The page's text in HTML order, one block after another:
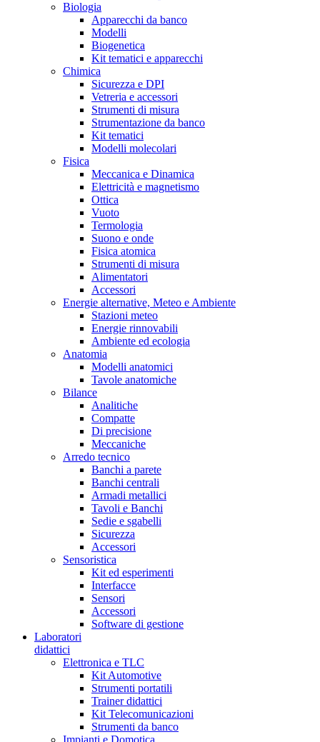
Biologia
Apparecchi da banco
Modelli
Biogenetica
Kit tematici e apparecchi
Chimica
Sicurezza e DPI
Vetreria e accessori
Strumenti di misura
Strumentazione da banco
Kit tematici
Modelli molecolari
Fisica
Meccanica e Dinamica
Elettricità e magnetismo
Ottica
Vuoto
Termologia
Suono e onde
Fisica atomica
Strumenti di misura
Alimentatori
Accessori
Energie alternative, Meteo e Ambiente
Stazioni meteo
Energie rinnovabili
Ambiente ed ecologia
Anatomia
Modelli anatomici
Tavole anatomiche
Bilance
Analitiche
Compatte
Di precisione
Meccaniche
Arredo tecnico
Banchi a parete
Banchi centrali
Armadi metallici
Tavoli e Banchi
Sedie e sgabelli
Sicurezza
Accessori
Sensoristica
Kit ed esperimenti
Interfacce
Sensori
Accessori
Software di gestione
Laboratori
didattici
Elettronica e TLC
Kit Automotive
Strumenti portatili
Trainer didattici
Kit Telecomunicazioni
Strumenti da banco
Impianti e Domotica